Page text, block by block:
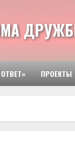
ПРОЕКТЫ